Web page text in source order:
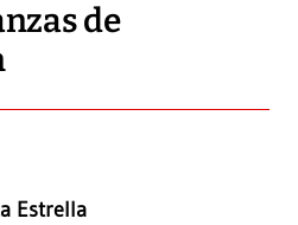
de
Estrella